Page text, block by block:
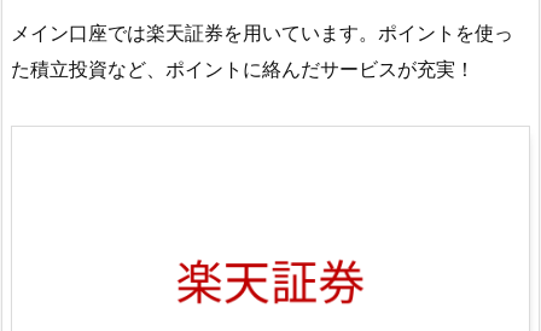
メイン口座では楽天証券を用いています。ポイントを使っ
た積立投資など、ポイントに絡んだサービスが充実！